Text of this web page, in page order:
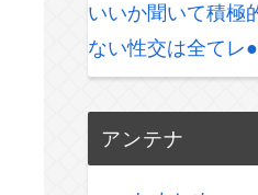
いいか聞いて積極
ない性交は全てレ●
アンテナ